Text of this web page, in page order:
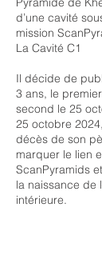
d’une cavité
mission
La Cavité C1
Il décide de
3 ans, le
second le 25
25 octobre
décès de son
marquer le lien
ScanPyramids
la naissance de
intérieure.